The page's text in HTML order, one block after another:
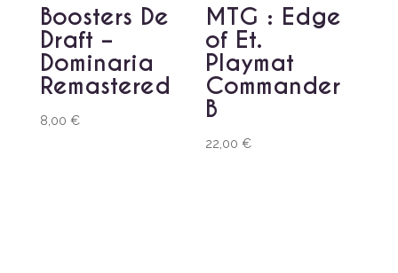
Boosters De
Draft –
Dominaria
Remastered
8,00 €
MTG : Edge
of Et.
Playmat
Commander
B
22,00€